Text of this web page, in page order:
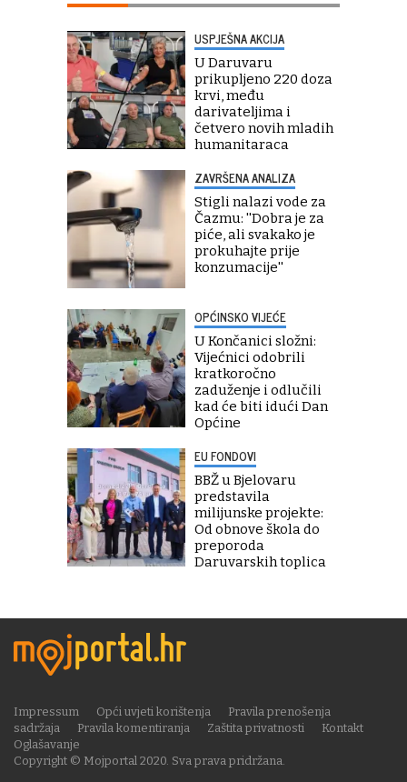
USPJEŠNA AKCIJA
U Daruvaru
prikupljeno 220 doza
krvi, među
darivateljima i
četvero novih mladih
humanitaraca
ZAVRŠENA ANALIZA
Stigli nalazi vode za
Čazmu: ''Dobra je za
piće, ali svakako je
prokuhajte prije
konzumacije''
OPĆINSKO VIJEĆE
U Končanici složni:
Vijećnici odobrili
kratkoročno
zaduženje i odlučili
kad će biti idući Dan
Općine
EU FONDOVI
BBŽ u Bjelovaru
predstavila
milijunske projekte:
Od obnove škola do
preporoda
Daruvarskih toplica
Copyright © Mojportal 2020. Sva prava pridržana.
Impressum Opći uvjeti korištenja
Pravila prenošenja
sadržaja
Pravila komentiranja Zaštita privatnosti
Kontakt
Oglašavanje